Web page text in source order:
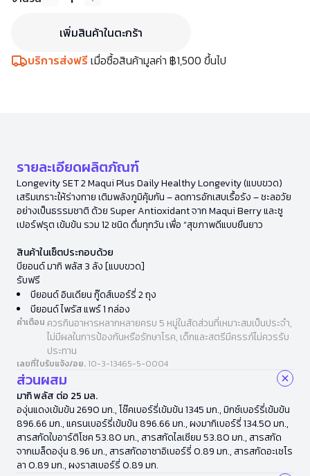
เพิ่มสินค้าในตะกร้า
บริการส่งฟรีเมื่อซื้อสินค้ามูลค่า ฿1,500 ขึ้นไป
รายละเอียดผลิตภัณฑ์
Longevity SET 2 Maqui Plus Daily Healthy Longevity (แบบขวด)
เสริมเกราะให้ร่างกาย เติมพลังภูมิคุ้มกัน – ลดการอักเสบเรื้อรัง – ชะลอวัย
อย่างเป็นธรรมชาติ ด้วย Super Antioxidant จาก Maqui Berry และซู
เปอร์ฟรุต เข้มข้น รวม 12 ชนิด ดื่มทุกวัน เพื่อ “สุขภาพดีแบบยืนยาว
สินค้าในเซ็ตประกอบด้วย
บียอนด์ มากิ พลัส 3 ลัง [แบบขวด]
รับฟรี
บียอนด์ อินเดียน กู๊ดส์เบอร์รี่ 2 ถุง
บียอนด์ ไพรัส แพร์ 1 กล่อง
คำเตือน ควรกินอาหารหลากหลายครบ 5 หมู่ในสัดส่วนที่เหมาะสมเป็นประจำ,
ไม่มีผลในการป้องกันหรือรักษาโรค, เด็กและสตรีมีครรภ์ไม่ควรรับ
ประทาน
เลขที่ใบรับแจ้ง/อย. 10-3-13465-5-0004
ส่วนผสม
มากิ พลัส ต่อ 25 มล.
องุ่นแดงเข้มข้น 2690 มก., โช๊คเบอร์รี่เข้มข้น 1345 มก., มิกซ์เบอร์รี่เข้มข้น
896.66 มก., แครนเบอร์รี่เข้มข้น 896.66 มก., ผงมากิเบอร์รี่ 134.50 มก.,
สารสกัดใบอาร์ติโชค 53.80 มก., สารสกัดไลเซียม 53.80 มก., สารสกัด
จากเมล็ดองุ่น 8.96 มก., สารสกัดอาซาอิเบอร์รี่ 0.89 มก., สารสกัดอะเซโร
ลา 0.89 มก., ผงราสเบอร์รี่ 0.89 มก.